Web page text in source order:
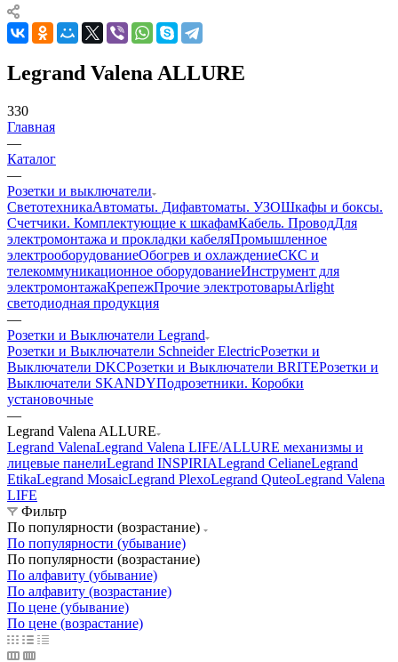
Legrand Valena ALLURE
330
Главная
—
Каталог
—
Розетки и выключатели
СветотехникаАвтоматы. Дифавтоматы. УЗОШкафы и боксы.
Счетчики. Комплектующие к шкафамКабель. ПроводДля
электромонтажа и прокладки кабеляПромышленное
электрооборудованиеОбогрев и охлаждениеСКС и
телекоммуникационное оборудованиеИнструмент для
электромонтажаКрепежПрочие электротоварыArlight
светодиодная продукция
—
Розетки и Выключатели Legrand
Розетки и Выключатели Schneider ElectricРозетки и
Выключатели DKCРозетки и Выключатели BRITEРозетки и
Выключатели SKANDYПодрозетники. Коробки
установочные
—
Legrand Valena ALLURE
Legrand ValenaLegrand Valena LIFE/ALLURE механизмы и
лицевые панелиLegrand INSPIRIALegrand CelianeLegrand
EtikaLegrand MosaicLegrand PlexoLegrand QuteoLegrand Valena
LIFE
Фильтр
По популярности (возрастание)
По популярности (убывание)
По популярности (возрастание)
По алфавиту (убывание)
По алфавиту (возрастание)
По цене (убывание)
По цене (возрастание)